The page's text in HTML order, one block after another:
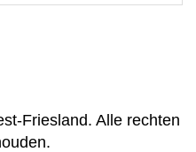
Friesland. Alle rechten